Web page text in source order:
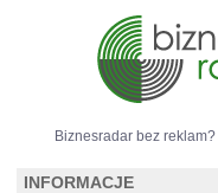
Biznesradar bez reklam?
INFORMACJE